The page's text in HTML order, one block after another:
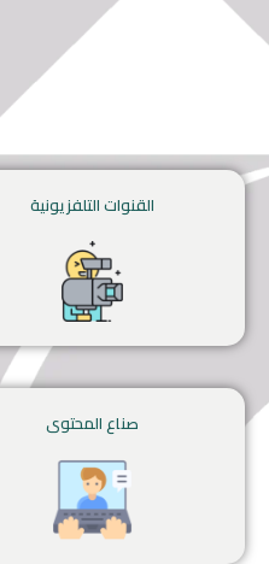
القنوات التلفزيونية
صناع المحتوى